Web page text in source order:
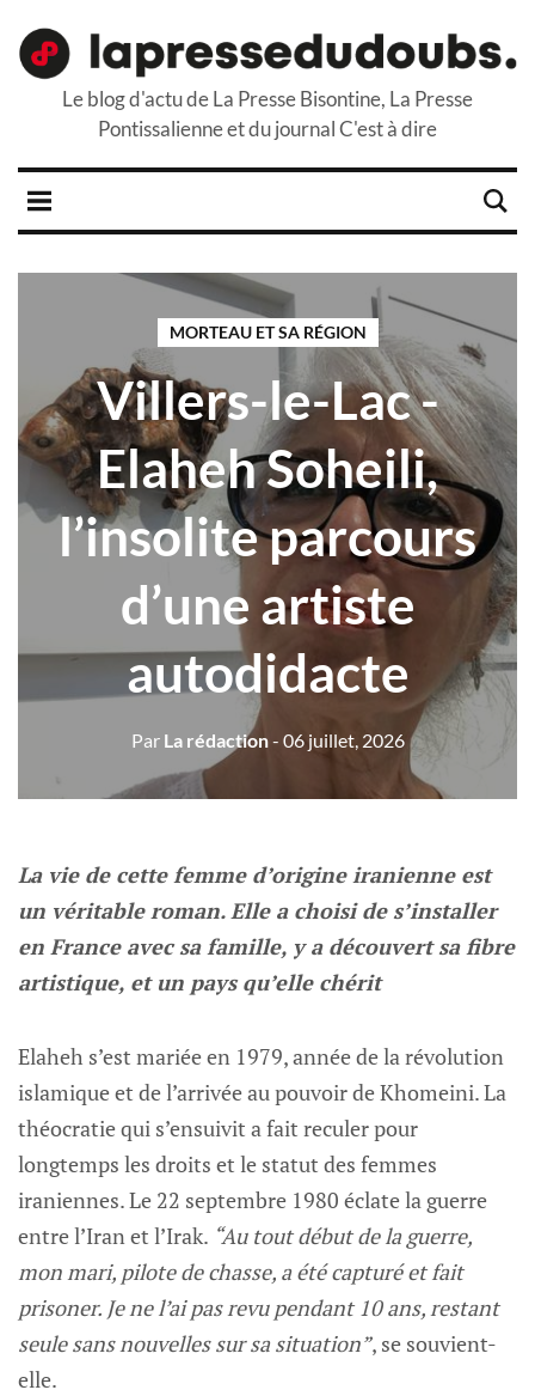
Le blog d'actu de La Presse Bisontine, La Presse
Pontissalienne et du journal C'est à dire
MORTEAU ET SA RÉGION
Villers-le-Lac -
Elaheh Soheili,
l’insolite parcours
d’une artiste
autodidacte
ParLa rédaction- 06 juillet, 2026
La vie de cette femme d’origine iranienne est
un véritable roman. Elle a choisi de s’installer
en France avec sa famille, y a découvert sa fibre
artistique, et un pays qu’elle chérit
Elaheh s’est mariée en 1979, année de la révolution
islamique et de l’arrivée au pouvoir de Khomeini. La
théocratie qui s’ensuivit a fait reculer pour
longtemps les droits et le statut des femmes
iraniennes. Le 22 septembre 1980 éclate la guerre
entre l’Iran et l’Irak. “Au tout début de la guerre,
mon mari, pilote de chasse, a été capturé et fait
prisoner. Je ne l’ai pas revu pendant 10 ans, restant
seule sans nouvelles sur sa situation”, se souvient-
elle.